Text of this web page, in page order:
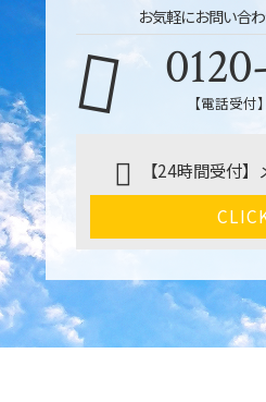
お気軽にお問い合わ
【電話受付
【24時間受付